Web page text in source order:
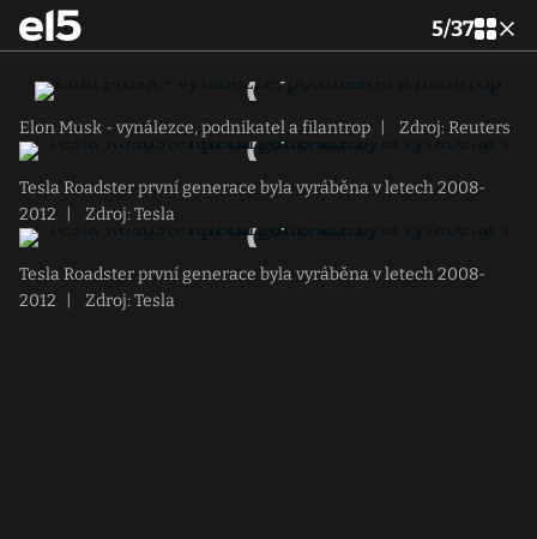
5/37
Elon Musk - vynálezce, podnikatel a filantrop Zdroj: Reuters
Tesla Roadster první generace byla vyráběna v letech 2008-
2012
Zdroj: Tesla
Tesla Roadster první generace byla vyráběna v letech 2008-
2012
Zdroj: Tesla